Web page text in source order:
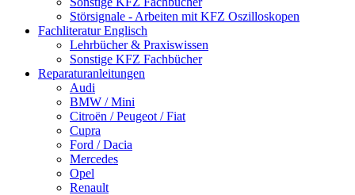
Störsignale - Arbeiten mit KFZ Oszilloskopen
Fachliteratur Englisch
Lehrbücher & Praxiswissen
Sonstige KFZ Fachbücher
Reparaturanleitungen
Audi
BMW / Mini
Citroën / Peugeot / Fiat
Cupra
Ford / Dacia
Mercedes
Opel
Renault